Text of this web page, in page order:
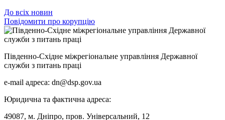
До всіх новин
Повідомити про корупцію
Південно-Східне міжрегіональне управління Державної
служби з питань праці
e-mail адреса: dn@dsp.gov.ua
Юридична та фактична адреса:
49087, м. Дніпро, пров. Універсальний, 12